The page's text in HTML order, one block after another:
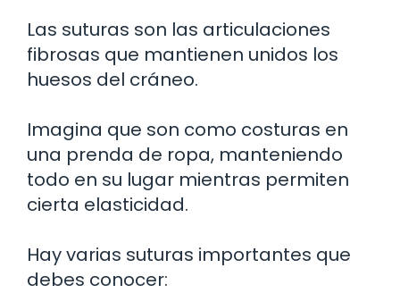
Las suturas son las articulaciones
fibrosas que mantienen unidos los
huesos del cráneo.
Imagina que son como costuras en
una prenda de ropa, manteniendo
todo en su lugar mientras permiten
cierta elasticidad.
Hay varias suturas importantes que
debes conocer: